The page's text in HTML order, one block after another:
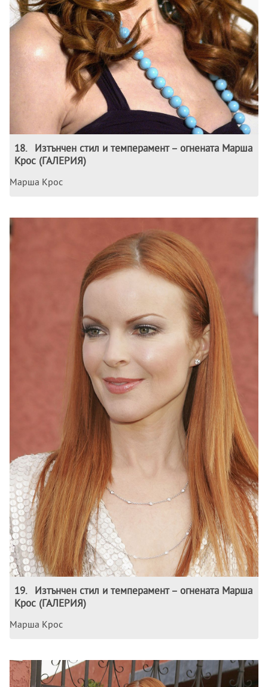
18.
Изтънчен стил и темперамент – огнената Марша
Крос (ГАЛЕРИЯ)
Марша Крос
19.
Изтънчен стил и темперамент – огнената Марша
Крос (ГАЛЕРИЯ)
Марша Крос